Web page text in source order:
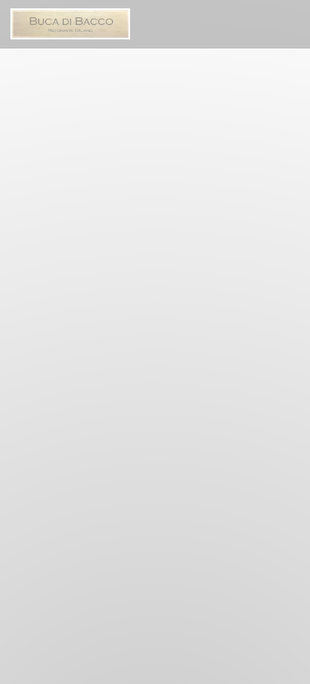
Personalización de sus opciones de cookies